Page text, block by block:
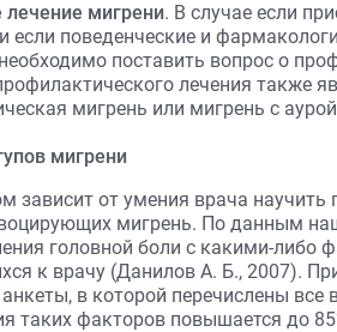
мигрени. В случае если
если поведенческие и
поставить вопрос о
лечения также
мигрень или мигрень с
мигрени
зависит от умения врача научить
мигрень. По данным
головной боли с какими-либо
к врачу (Данилов А. Б., 2007).
в которой перечислены все
таких факторов повышается до